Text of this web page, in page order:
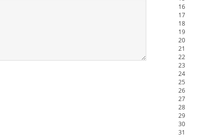
16
17
18
19
20
21
22
23
24
25
26
27
28
29
30
31